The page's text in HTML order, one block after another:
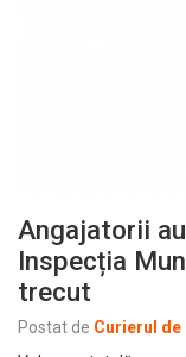
Angajatorii
Inspecția
trecut
Postat de Curierul de